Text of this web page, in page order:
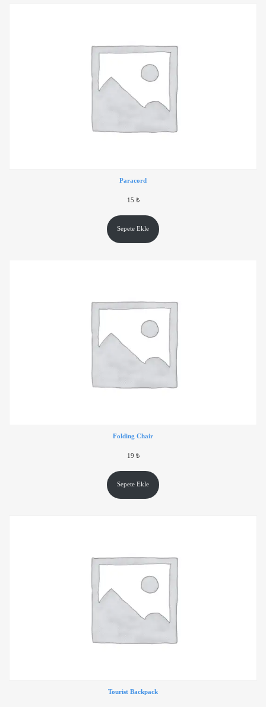
Paracord
15 ₺
Sepete Ekle
Folding Chair
19 ₺
Sepete Ekle
Tourist Backpack